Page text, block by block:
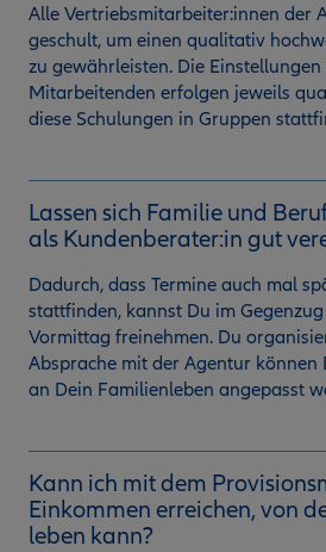
Alle Vertriebsmitarbeiter:innen der
geschult, um einen qualitativ
zu gewährleisten. Die Einstellungen
Mitarbeitenden erfolgen jeweils
diese Schulungen in Gruppen
Lassen sich Familie und
als Kundenberater:in gut
Dadurch, dass Termine auch mal
stattfinden, kannst Du im
Vormittag freinehmen. Du
Absprache mit der Agentur können
an Dein Familienleben angepasst
Kann ich mit dem
Einkommen erreichen, von
leben kann?